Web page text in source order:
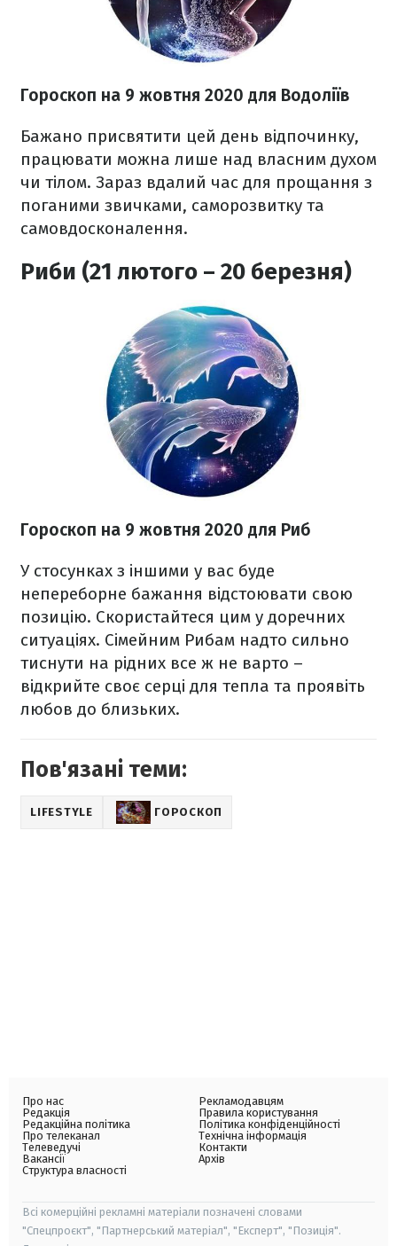
Гороскоп на 9 жовтня 2020 для Водоліїв
Бажано присвятити цей день відпочинку,
працювати можна лише над власним духом
чи тілом. Зараз вдалий час для прощання з
поганими звичками, саморозвитку та
самовдосконалення.
Риби (21 лютого – 20 березня)
Гороскоп на 9 жовтня 2020 для Риб
У стосунках з іншими у вас буде
непереборне бажання відстоювати свою
позицію. Скористайтеся цим у доречних
ситуаціях. Сімейним Рибам надто сильно
тиснути на рідних все ж не варто –
відкрийте своє серці для тепла та проявіть
любов до близьких.
Пов'язані теми:
LIFESTYLE ГОРОСКОП
Про нас
Редакція
Редакційна політика
Про телеканал
Телеведучі
Вакансії
Структура власності
Рекламодавцям
Правила користування
Політика конфіденційності
Технічна інформація
Контакти
Архів
Всі комерційні рекламні матеріали позначені словами
"Спецпроєкт", "Партнерський матеріал", "Експерт", "Позиція".